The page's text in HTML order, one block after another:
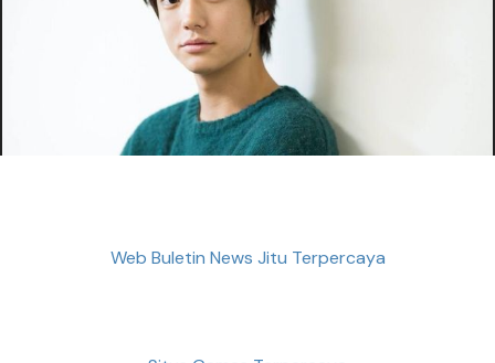
Web Buletin News Jitu Terpercaya